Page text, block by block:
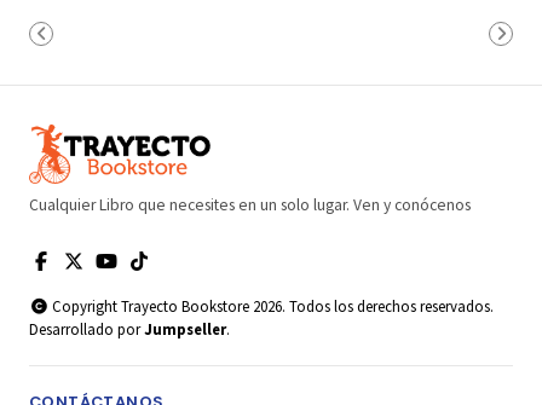
Cualquier Libro que necesites en un solo lugar. Ven y conócenos
Copyright Trayecto Bookstore 2026. Todos los derechos reservados.
Desarrollado porJumpseller.